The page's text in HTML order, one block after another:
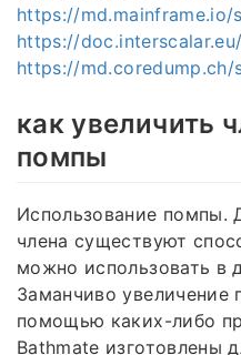
https://md.mainframe.io/
https://
https://md.coredump.ch/
как увеличить
помпы
Использование помпы.
члена существуют
можно использовать в
Заманчиво увеличение
помощью каких-либо
Bathmate изготовлены